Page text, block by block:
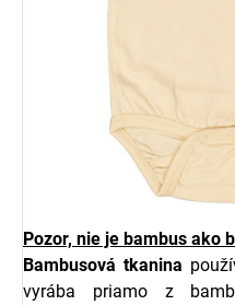
Pozor, nie je bambus ako
Bambusová tkanina
vyrába priamo z